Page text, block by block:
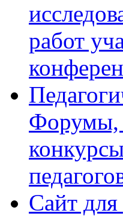
работ
Форумы,
Сайт для